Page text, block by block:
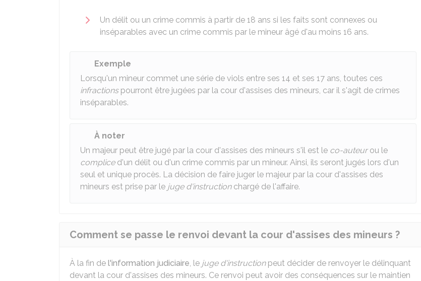
Un délit ou un crime commis à partir de 18 ans si les faits sont connexes ou
inséparables avec un crime commis par le mineur âgé d'au moins 16 ans.
Exemple
Lorsqu'un mineur commet une série de viols entre ses 14 et ses 17 ans, toutes ces
infractionspourront être jugées par la cour d'assises des mineurs, car il s'agit de crimes
inséparables.
À noter
Un majeur peut être jugé par la cour d'assises des mineurs s'il est le co-auteurou le
compliced'un délit ou d'un crime commis par un mineur. Ainsi, ils seront jugés lors d'un
seul et unique procès. La décision de faire juger le majeur par la cour d'assises des
mineurs est prise par le juge d'instructionchargé de l'affaire.
Comment se passe le renvoi devant la cour d'assises des mineurs ?
À la fin de l'information judiciaire, le juge d'instructionpeut décider de renvoyer le délinquant
devant la cour d'assises des mineurs. Ce renvoi peut avoir des conséquences sur le maintien